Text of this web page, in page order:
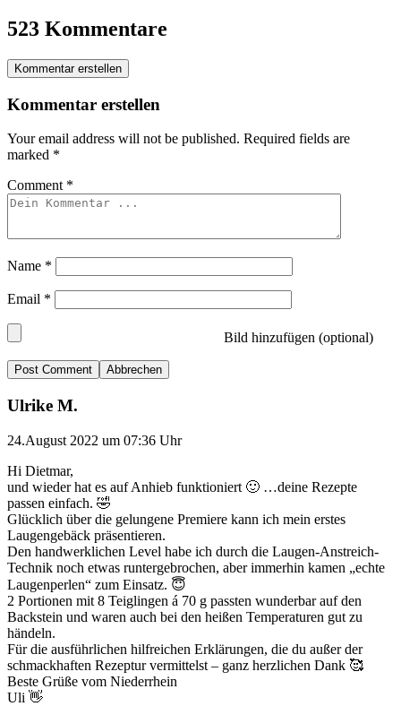
523 Kommentare
Kommentar erstellen
Kommentar erstellen
Your email address will not be published. Required fields are
marked *
Comment *
Name *
Email *
Bild hinzufügen (optional)
Abbrechen
Ulrike M.
24.August 2022 um 07:36 Uhr
Hi Dietmar,
und wieder hat es auf Anhieb funktioniert 🙂 …deine Rezepte
passen einfach. 🤣
Glücklich über die gelungene Premiere kann ich mein erstes
Laugengebäck präsentieren.
Den handwerklichen Level habe ich durch die Laugen-Anstreich-
Technik noch etwas runtergebrochen, aber immerhin kamen „echte
Laugenperlen“ zum Einsatz. 😇
2 Portionen mit 8 Teiglingen á 70 g passten wunderbar auf den
Backstein und waren auch bei den heißen Temperaturen gut zu
händeln.
Für die ausführlichen hilfreichen Erklärungen, die du außer der
schmackhaften Rezeptur vermittelst – ganz herzlichen Dank 🥰
Beste Grüße vom Niederrhein
Uli 👋